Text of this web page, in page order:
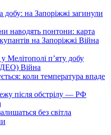
на Запоріжжі загинули
наводять понтони: карта
на Запоріжжі Війна
Мелітополі п’яту добу
Війна
коли температура впаде
після обстрілу — РФ
без світла